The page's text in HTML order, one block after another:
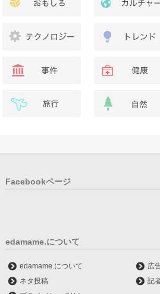
Facebookページ
edamame.について
edamame.について
広
ネタ投稿
記